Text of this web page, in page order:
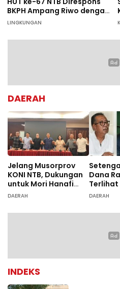
BKPH Ampang Riwo dengan
Aksi Tanam Pohon Massal
LINGKUNGAN
DAERAH
Jelang Musorprov
KONI NTB, Dukungan
untuk Mori Hanafi
Menguat
DAERAH
Dana
Terlihat
DAERAH
INDEKS